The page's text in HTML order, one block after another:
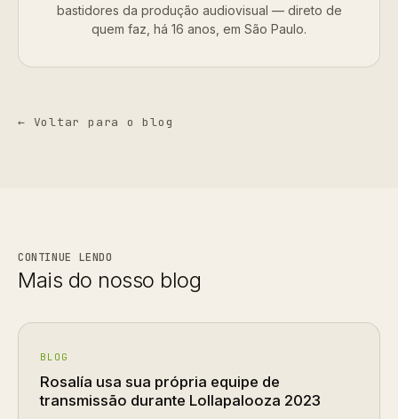
bastidores da produção audiovisual — direto de
quem faz, há 16 anos, em São Paulo.
← Voltar para o blog
CONTINUE LENDO
Mais do nosso blog
BLOG
Rosalía usa sua própria equipe de
transmissão durante Lollapalooza 2023